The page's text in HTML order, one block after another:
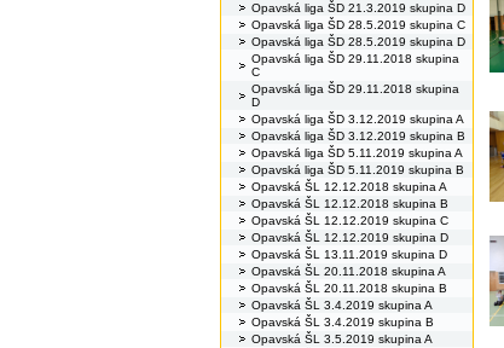
Opavská liga ŠD 21.3.2019 skupina D
Opavská liga ŠD 28.5.2019 skupina C
Opavská liga ŠD 28.5.2019 skupina D
Opavská liga ŠD 29.11.2018 skupina
C
Opavská liga ŠD 29.11.2018 skupina
D
Opavská liga ŠD 3.12.2019 skupina A
Opavská liga ŠD 3.12.2019 skupina B
Opavská liga ŠD 5.11.2019 skupina A
Opavská liga ŠD 5.11.2019 skupina B
Opavská ŠL 12.12.2018 skupina A
Opavská ŠL 12.12.2018 skupina B
Opavská ŠL 12.12.2019 skupina C
Opavská ŠL 12.12.2019 skupina D
Opavská ŠL 13.11.2019 skupina D
Opavská ŠL 20.11.2018 skupina A
Opavská ŠL 20.11.2018 skupina B
Opavská ŠL 3.4.2019 skupina A
Opavská ŠL 3.4.2019 skupina B
Opavská ŠL 3.5.2019 skupina A